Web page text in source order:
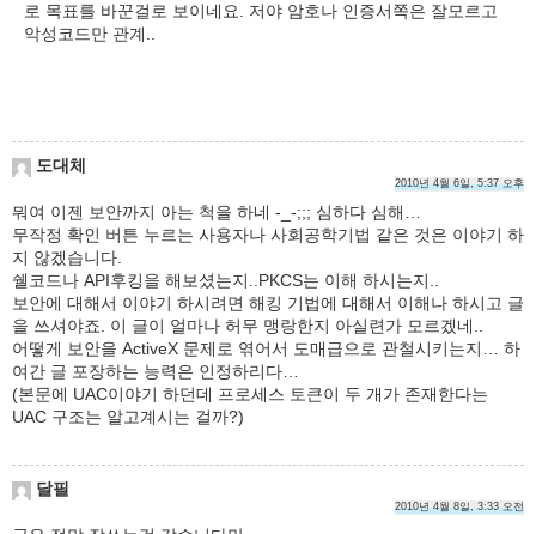
로 목표를 바꾼걸로 보이네요. 저야 암호나 인증서쪽은 잘모르고
악성코드만 관계..
도대체
2010년 4월 6일, 5:37 오후
뭐여 이젠 보안까지 아는 척을 하네 -_-;;; 심하다 심해…
무작정 확인 버튼 누르는 사용자나 사회공학기법 같은 것은 이야기 하
지 않겠습니다.
쉘코드나 API후킹을 해보셨는지..PKCS는 이해 하시는지..
보안에 대해서 이야기 하시려면 해킹 기법에 대해서 이해나 하시고 글
을 쓰셔야죠. 이 글이 얼마나 허무 맹랑한지 아실련가 모르겠네..
어떻게 보안을 ActiveX 문제로 엮어서 도매급으로 관철시키는지… 하
여간 글 포장하는 능력은 인정하리다…
(본문에 UAC이야기 하던데 프로세스 토큰이 두 개가 존재한다는
UAC 구조는 알고계시는 걸까?)
달필
2010년 4월 8일, 3:33 오전